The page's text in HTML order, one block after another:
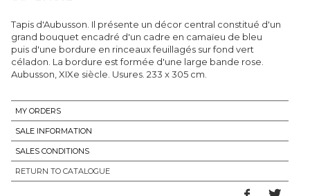
Tapis d'Aubusson. Il présente un décor central constitué d'un
grand bouquet encadré d'un cadre en camaïeu de bleu
puis d'une bordure en rinceaux feuillagés sur fond vert
céladon. La bordure est formée d'une large bande rose.
Aubusson, XIXe siècle. Usures. 233 x 305 cm.
MY ORDERS
SALE INFORMATION
SALES CONDITIONS
RETURN TO CATALOGUE